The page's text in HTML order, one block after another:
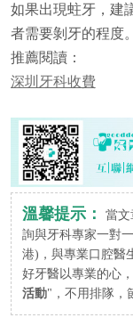
如果出現蛀牙，建
者需要剝牙的程度。
推薦閱讀：
深圳牙科收費
溫馨提示：
當文
詢與牙科專家一對
港)，與專業口腔醫
好牙醫以專業的心
活動"，不用排隊，